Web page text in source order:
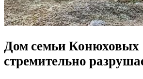
Дом семьи Конюховых
стремительно